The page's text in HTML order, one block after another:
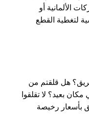
الألمانية أو
لتغطية القطع
هل قلقتم من
بعيد؟ لا تقلقوا
بأسعار رخيصة